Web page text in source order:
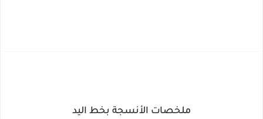
ملخصات الأنسجة بخط اليد